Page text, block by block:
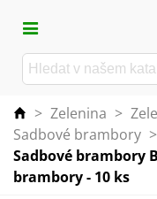
> Zelenina >
Sadbové brambory >
Sadbové brambory
brambory - 10 ks